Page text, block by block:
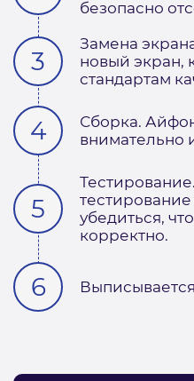
безопасно
Замена
новый экран,
стандартам
Сборка.
внимательно
убедиться,
корректно.